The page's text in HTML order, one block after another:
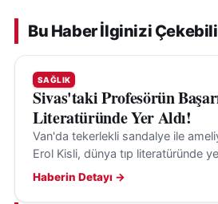
Bu Haber İlginizi
SAĞLIK
Sivas'taki Profesörün
Literatüründe Yer Aldı!
Van'da tekerlekli sandalye ile
Erol Kisli, dünya tıp literatüründe
Limits" çalışmasıyla dikkat çekti.
Haberin Detayı →